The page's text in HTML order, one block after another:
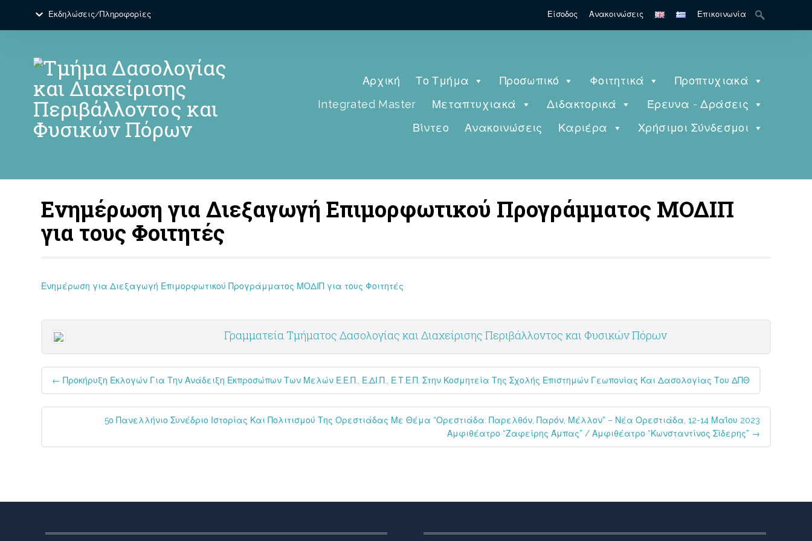
Εκδηλώσεις/Πληροφορίες Είσοδος Ανακοινώσεις Επικοινωνία
Search
for:
Αρχική Το Τμήμα Προσωπικό Φοιτητικά
Προπτυχιακά
Integrated Master
Μεταπτυχιακά Διδακτορικά
Έρευνα - Δράσεις
Βίντεο
Ανακοινώσεις Καριέρα Χρήσιμοι Σύνδεσμοι
Ενημέρωση για Διεξαγωγή Επιμορφωτικού Προγράμματος ΜΟΔΙΠ
για τους Φοιτητές
Ενημέρωση για Διεξαγωγή Επιμορφωτικού Προγράμματος ΜΟΔΙΠ για τους Φοιτητές
Γραμματεία Τμήματος Δασολογίας και Διαχείρισης Περιβάλλοντος και Φυσικών Πόρων
Post
navigation
← Προκήρυξη Εκλογών Για Την Ανάδειξη Εκπροσώπων Των Μελών Ε.Ε.Π., Ε.ΔΙ.Π., Ε.Τ.Ε.Π. Στην Κοσμητεία Της Σχολής Επιστημών Γεωπονίας Και Δασολογίας Του ΔΠΘ
5ο Πανελλήνιο Συνέδριο Ιστορίας Και Πολιτισμού Της Ορεστιάδας Με Θέμα “Ορεστιάδα: Παρελθόν, Παρόν, Μέλλον” – Νέα Ορεστιάδα, 12-14 Μαΐου 2023
Αμφιθέατρο “Ζαφείρης Άμπας” / Αμφιθέατρο “Κωνσταντίνος Σίδερης” →